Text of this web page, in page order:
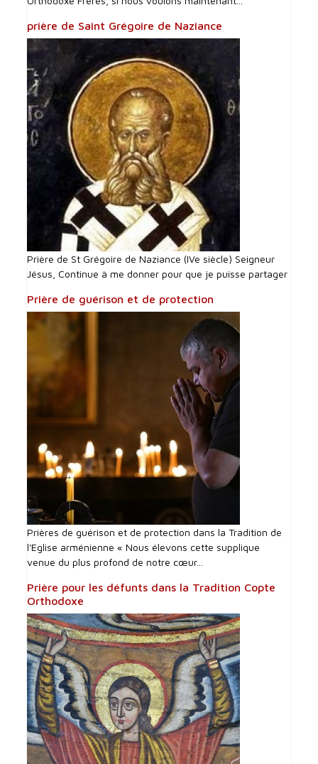
prière de Saint Grégoire de Naziance
Prière de St Grégoire de Naziance (IVe siècle) Seigneur
Jésus, Continue à me donner pour que je puisse partager
Prière de guérison et de protection
Prières de guérison et de protection dans la Tradition de
l'Eglise arménienne « Nous élevons cette supplique
venue du plus profond de notre cœur...
Prière pour les défunts dans la Tradition Copte
Orthodoxe